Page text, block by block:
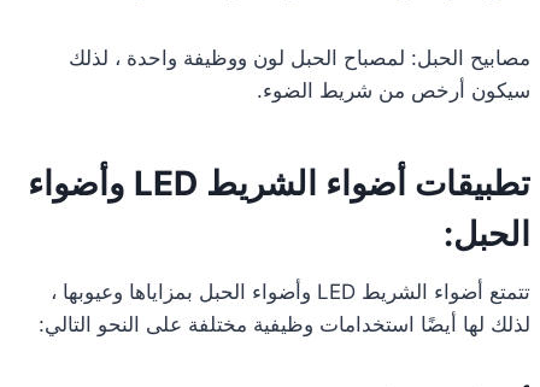
مصابيح الحبل: لمصباح الحبل لون ووظيفة واحدة ، لذلك
سيكون أرخص من شريط الضوء.
تطبيقات أضواء الشريط LED وأضواء
الحبل:
تتمتع أضواء الشريط LED وأضواء الحبل بمزاياها وعيوبها ،
لذلك لها أيضًا استخدامات وظيفية مختلفة على النحو التالي: